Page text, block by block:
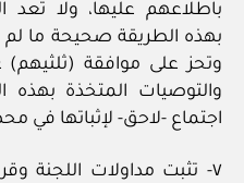
باطلاعهم عليها، ولا تعد
بهذه الطريقة صحيحة ما
وتحز على موافقة (ثلثيهم)
والتوصيات المتخذة بهذه
اجتماع -لاحق- لإثباتها في
٧- تثبت مداولات اللجنة